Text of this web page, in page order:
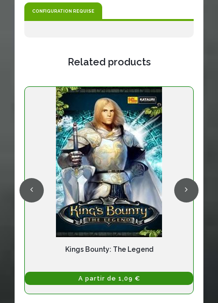
CONFIGURATION REQUISE
Related products
Kings Bounty: The Legend
A partir de 1,09 €